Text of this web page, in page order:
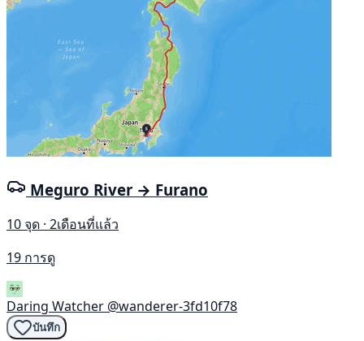
Meguro River → Furano
10 จุด · 2เดือนที่แล้ว
19 การดู
Daring Watcher @wanderer-3fd10f78
บันทึก